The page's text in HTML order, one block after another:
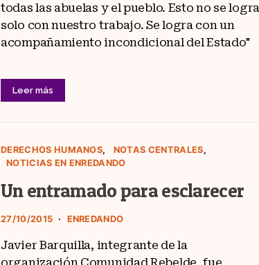
todas las abuelas y el pueblo. Esto no se logra
solo con nuestro trabajo. Se logra con un
acompañamiento incondicional del Estado"
Leer más
DERECHOS HUMANOS
NOTAS CENTRALES
NOTICIAS EN ENREDANDO
Un entramado para esclarecer
27/10/2015 ENREDANDO
Javier Barquilla, integrante de la